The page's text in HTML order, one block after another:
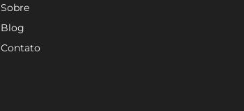
Sobre
Blog
Contato